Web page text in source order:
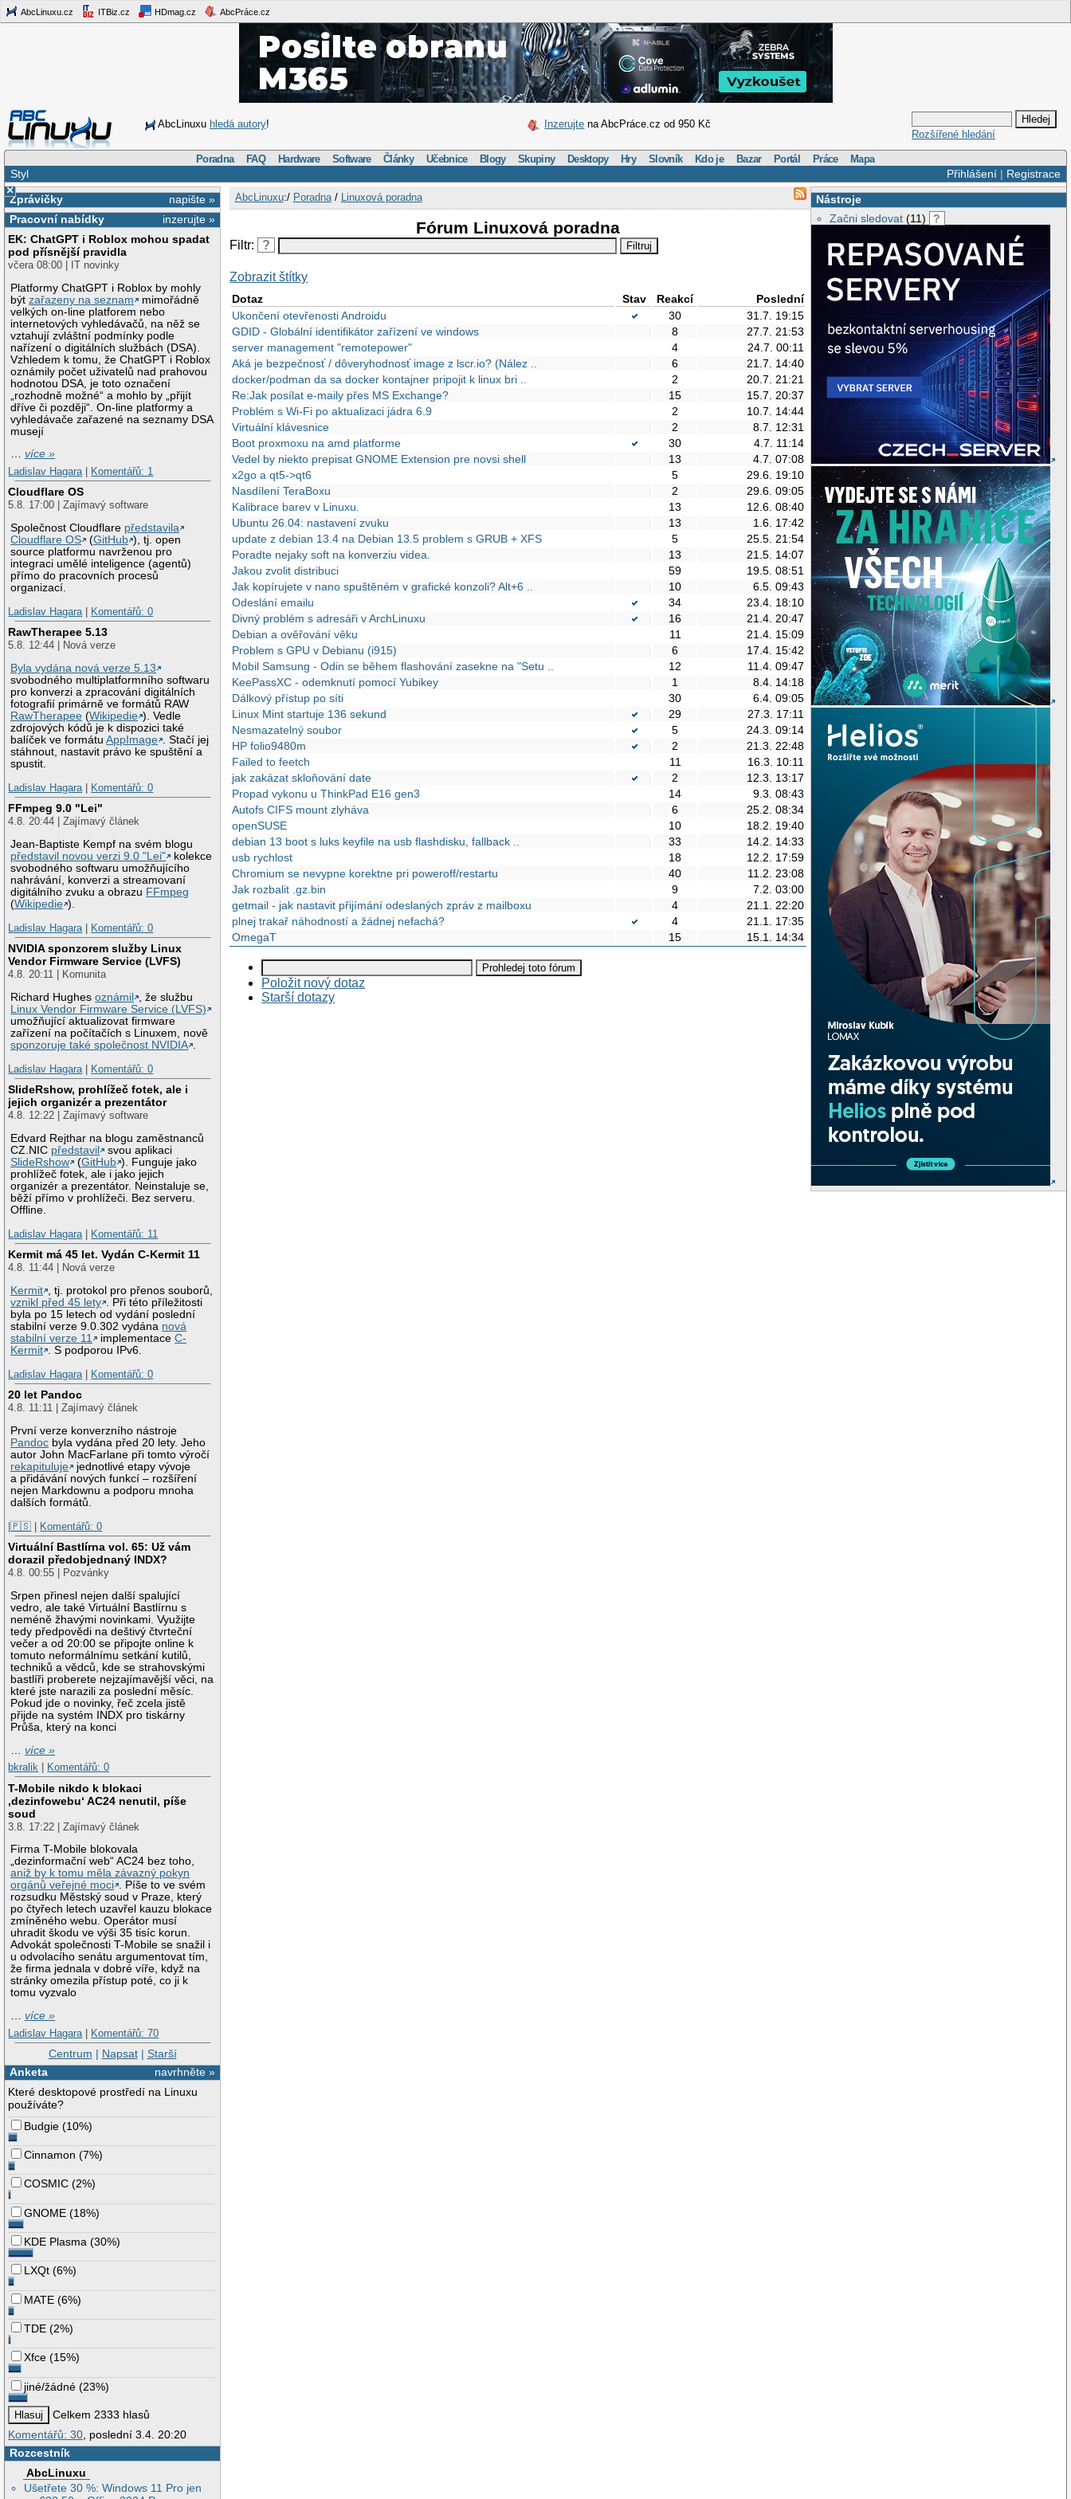
AbcLinuxu.cz ITBiz.cz HDmag.cz AbcPráce.cz
AbcLinuxu hledá autory! Inzerujte na AbcPráce.cz od 950 Kč
Rozšířené hledání
Poradna FAQ Hardware Software Články Učebnice Blogy Skupiny Desktopy Hry Slovník Kdo je Bazar Portál Práce Mapa
Přihlášení| Registrace
Styl
×
napište »
Zprávičky
inzerujte »
Pracovní nabídky
EK: ChatGPT i Roblox mohou spadat
pod přísnější pravidla
včera 08:00 | IT novinky
Platformy ChatGPT i Roblox by mohly
býtzařazeny na seznam
mimořádně
velkých on-line platforem nebo
internetových vyhledávačů, na něž se
vztahují zvláštní podmínky podle
nařízení o digitálních službách (DSA).
Vzhledem k tomu, že ChatGPT i Roblox
oznámily počet uživatelů nad prahovou
hodnotou DSA, je toto označení
„rozhodně možné“ a mohlo by „přijít
dříve či později“. On-line platformy a
vyhledávače zařazené na seznamy DSA
musejí
…více »
Ladislav Hagara
Komentářů: 1
Cloudflare OS
5.8. 17:00 | Zajímavý software
Společnost Cloudflare představila
Cloudflare OS
(GitHub ), tj. open
source platformu navrženou pro
integraci umělé inteligence (agentů)
přímo do pracovních procesů
organizací.
Ladislav Hagara
Komentářů: 0
RawTherapee 5.13
5.8. 12:44 | Nová verze
Byla vydána nová verze 5.13
svobodného multiplatformního softwaru
pro konverzi a zpracování digitálních
fotografií primárně ve formátů RAW
RawTherapee (Wikipedie ). Vedle
zdrojových kódů je k dispozici také
balíček ve formátuAppImage . Stačí jej
stáhnout, nastavit právo ke spuštění a
spustit.
Ladislav Hagara
Komentářů: 0
FFmpeg 9.0 "Lei"
4.8. 20:44 | Zajímavý článek
Jean-Baptiste Kempf na svém blogu
představil novou verzi 9.0 "Lei"
kolekce
svobodného softwaru umožňujícího
nahrávání, konverzi a streamovaní
digitálního zvuku a obrazu FFmpeg
(Wikipedie ).
Ladislav Hagara
Komentářů: 0
NVIDIA sponzorem služby Linux
Vendor Firmware Service (LVFS)
4.8. 20:11 | Komunita
Richard Hughesoznámil
, že službu
Linux Vendor Firmware Service (LVFS)
umožňující aktualizovat firmware
zařízení na počítačích s Linuxem, nově
sponzoruje také společnost NVIDIA .
Ladislav Hagara | Komentářů: 0
SlideRshow, prohlížeč fotek, ale i
jejich organizér a prezentátor
4.8. 12:22 | Zajímavý software
Edvard Rejthar na blogu zaměstnanců
CZ.NIC představil
svou aplikaci
SlideRshow
(GitHub ). Funguje jako
prohlížeč fotek, ale i jako jejich
organizér a prezentátor. Neinstaluje se,
běží přímo v prohlížeči. Bez serveru.
Offline.
Ladislav Hagara | Komentářů: 11
Kermit má 45 let. Vydán C-Kermit 11
4.8. 11:44 | Nová verze
Kermit , tj. protokol pro přenos souborů,
vznikl před 45 lety . Při této příležitosti
byla po 15 letech od vydání poslední
stabilní verze 9.0.302 vydána nová
stabilní verze 11
implementaceC-
Kermit . S podporou IPv6.
Ladislav Hagara | Komentářů: 0
20 let Pandoc
4.8. 11:11 | Zajímavý článek
První verze konverzního nástroje
Pandoc byla vydána před 20 lety. Jeho
autor John MacFarlane při tomto výročí
rekapituluje
jednotlivé etapy vývoje
a přidávání nových funkcí – rozšíření
nejen Markdownu a podporu mnoha
dalších formátů.
|🇵🇸 | Komentářů: 0
Virtuální Bastlírna vol. 65: Už vám
dorazil předobjednaný INDX?
4.8. 00:55 | Pozvánky
Srpen přinesl nejen další spalující
vedro, ale také Virtuální Bastlírnu s
neméně žhavými novinkami. Využijte
tedy předpovědi na deštivý čtvrteční
večer a od 20:00 se připojte online k
tomuto neformálnímu setkání kutilů,
techniků a vědců, kde se strahovskými
bastlíři proberete nejzajímavější věci, na
které jste narazili za poslední měsíc.
Pokud jde o novinky, řeč zcela jistě
přijde na systém INDX pro tiskárny
Průša, který na konci
…více »
bkralik
Komentářů: 0
T-Mobile nikdo k blokaci
‚dezinfowebu‘ AC24 nenutil, píše
soud
3.8. 17:22 | Zajímavý článek
Firma T-Mobile blokovala
„dezinformační web“ AC24 bez toho,
aniž by k tomu měla závazný pokyn
orgánů veřejné moci . Píše to ve svém
rozsudku Městský soud v Praze, který
po čtyřech letech uzavřel kauzu blokace
zmíněného webu. Operátor musí
uhradit škodu ve výši 35 tisíc korun.
Advokát společnosti T-Mobile se snažil i
u odvolacího senátu argumentovat tím,
že firma jednala v dobré víře, když na
stránky omezila přístup poté, co ji k
tomu vyzvalo
…více »
Ladislav Hagara | Komentářů: 70
Centrum | Napsat| Starší
navrhněte »
Anketa
Které desktopové prostředí na Linuxu
používáte?
Budgie (10%)
Cinnamon (7%)
COSMIC (2%)
GNOME (18%)
KDE Plasma (30%)
LXQt (6%)
MATE (6%)
TDE (2%)
Xfce (15%)
jiné/žádné (23%)
Celkem 2333 hlasů
Komentářů: 30, poslední 3.4. 20:20
Rozcestník
AbcLinuxu
Ušetřete 30 %: Windows 11 Pro jen
Nástroje
Začni sledovat (11) ?
AbcLinuxu:/ Poradna/ Linuxová poradna
Fórum Linuxová poradna
Filtr: ?
Zobrazit štítky
Dotaz Stav Reakcí
Poslední
Ukončení otevřenosti Androidu
30
31.7. 19:15
GDID - Globální identifikátor zařízení ve windows
8
27.7. 21:53
server management "remotepower"
4
24.7. 00:11
Aká je bezpečnosť / dôveryhodnosť image z lscr.io? (Nález ..
6
21.7. 14:40
docker/podman da sa docker kontajner pripojit k linux bri ..
2
20.7. 21:21
Re:Jak posílat e-maily přes MS Exchange?
15
15.7. 20:37
Problém s Wi-Fi po aktualizaci jádra 6.9
2
10.7. 14:44
Virtuální klávesnice
2
8.7. 12:31
Boot proxmoxu na amd platforme
30
4.7. 11:14
Vedel by niekto prepisat GNOME Extension pre novsi shell
13
4.7. 07:08
x2go a qt5->qt6
5
29.6. 19:10
Nasdílení TeraBoxu
2
29.6. 09:05
Kalibrace barev v Linuxu.
13
12.6. 08:40
Ubuntu 26.04: nastavení zvuku
13
1.6. 17:42
update z debian 13.4 na Debian 13.5 problem s GRUB + XFS
5
25.5. 21:54
Poradte nejaky soft na konverziu videa.
13
21.5. 14:07
Jakou zvolit distribuci
59
19.5. 08:51
Jak kopírujete v nano spuštěném v grafické konzoli? Alt+6 ..
10
6.5. 09:43
Odeslání emailu
34
23.4. 18:10
Divný problém s adresáři v ArchLinuxu
16
21.4. 20:47
Debian a ověřování věku
11
21.4. 15:09
Problem s GPU v Debianu (i915)
6
17.4. 15:42
Mobil Samsung - Odin se během flashování zasekne na "Setu ..
12
11.4. 09:47
KeePassXC - odemknutí pomocí Yubikey
1
8.4. 14:18
Dálkový přístup po síti
30
6.4. 09:05
Linux Mint startuje 136 sekund
29
27.3. 17:11
Nesmazatelný soubor
5
24.3. 09:14
HP folio9480m
2
21.3. 22:48
Failed to feetch
11
16.3. 10:11
jak zakázat skloňování date
2
12.3. 13:17
Propad vykonu u ThinkPad E16 gen3
14
9.3. 08:43
Autofs CIFS mount zlyháva
6
25.2. 08:34
openSUSE
10
18.2. 19:40
debian 13 boot s luks keyfile na usb flashdisku, fallback ..
33
14.2. 14:33
usb rychlost
18
12.2. 17:59
Chromium se nevypne korektne pri poweroff/restartu
40
11.2. 23:08
Jak rozbalit .gz.bin
9
7.2. 03:00
getmail - jak nastavit přijímání odeslaných zpráv z mailboxu
4
21.1. 22:20
plnej trakař náhodností a žádnej nefachá?
4
21.1. 17:35
OmegaT
15 15.1. 14:34
Položit nový dotaz
Starší dotazy